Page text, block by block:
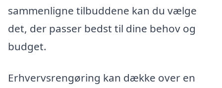
sammenligne tilbuddene kan du vælge
det, der passer bedst til dine behov og
budget.
Erhvervsrengøring kan dække over en